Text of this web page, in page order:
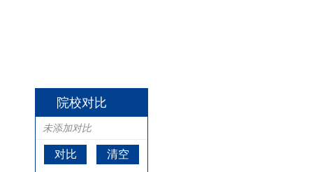
院校对比
未添加对比
对比 清空